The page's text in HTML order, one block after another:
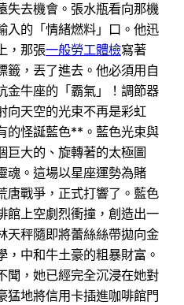
失去機會。張水瓶看向那機
入的「情緒燃料」口。他迅
，那張一般勞工體檢寫著
籤，丟了進去。他必須用自
金牛座的「霸氣」！調節器
向天空的光束不再是彩虹
的怪誕藍色**。藍色光束與
巨大的、旋轉著的太極圖
魂。這場以星座運勢為賭
唐戰爭，正式打響了。藍色
館上空劇烈衝撞，創造出一
天秤隨即將蕾絲絲帶拋向金
中和牛土豪的粗暴財富。
聞，她已經完全沉浸在她對
猛地將信用卡插進咖啡館門